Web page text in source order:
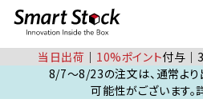
当日出荷 │ 10%ポイント付与
8/7～8/23の注文は、通常より
可能性がございます。